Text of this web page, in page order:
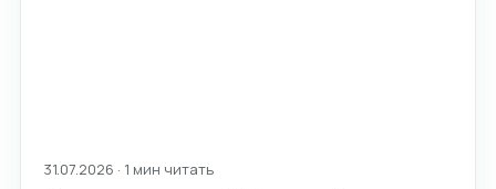
31.07.2026 · 1 мин читать